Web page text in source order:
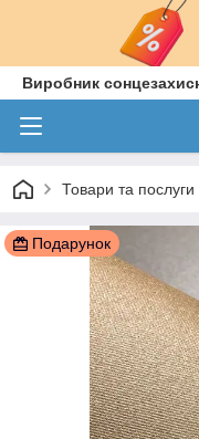
Виробник
Товари та послуги
Подарунок